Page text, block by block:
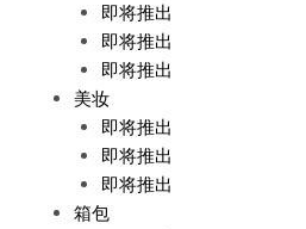
即将推出
即将推出
即将推出
美妆
即将推出
即将推出
即将推出
箱包